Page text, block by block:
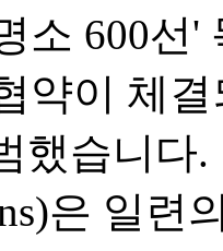
소 600선
약이 체
했습니다
은 일련